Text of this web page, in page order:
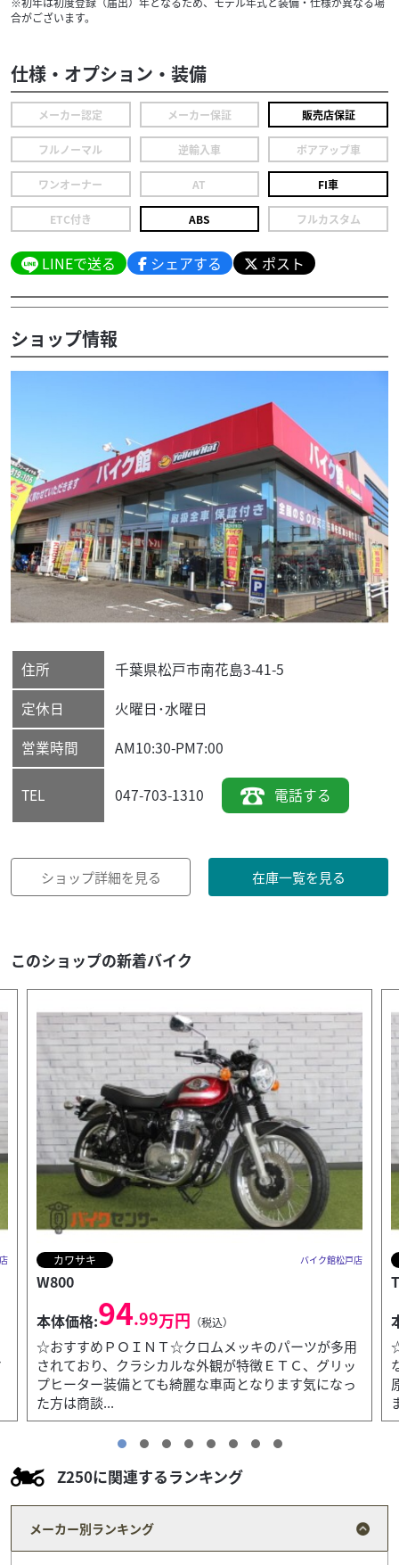
合がございます。
仕様・オプション・装備
メーカー認定 メーカー保証 販売店保証
フルノーマル 逆輸入車 ボアアップ車
ワンオーナー AT FI車
ETC付き ABS フルカスタム
LINEで送る シェアする ポスト
ショップ情報
住所 千葉県松戸市南花島3-41-5
定休日
火曜日･水曜日
営業時間
AM10:30-PM7:00
TEL 047-703-1310 電話する
ショップ詳細を見る 在庫一覧を見る
このショップの新着バイク
ホンダ バイク館松戸店
TACT Basic
本体価格:21.99万円 （税込）
☆おすすめＰＯＩＮＴ☆通勤・通学に最適なモデルと
なります。原付も新基準に切り替わった今、旧基準の
原付は希少になりました。安心の無改造車両でござい
ます。普通...
Z250に関連するランキング
メーカー別ランキング